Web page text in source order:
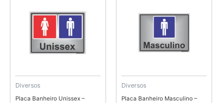
Diversos
Placa Banheiro Unissex –
Diversos
Placa Banheiro Masculino –